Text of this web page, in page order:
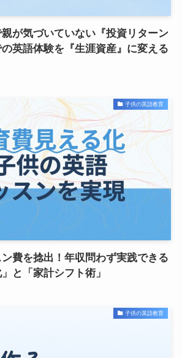
が気づいていない『投資リターン
英語体験を『生涯資産』に変える
子供の英語教育
費を捻出！年収問わず実践できる
と「家計シフト術」
子供の英語教育